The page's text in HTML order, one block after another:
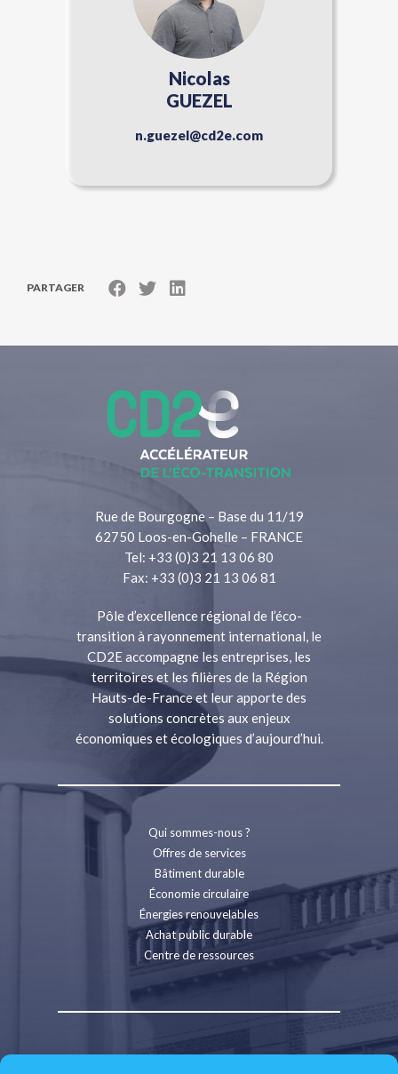
Nicolas
GUEZEL
n.guezel@cd2e.com
PARTAGER
Rue de Bourgogne – Base du 11/19
62750 Loos-en-Gohelle – FRANCE
Tel: +33 (0)3 21 13 06 80
Fax: +33 (0)3 21 13 06 81
Pôle d’excellence régional de l’éco-
transition à rayonnement international, le
CD2E accompagne les entreprises, les
territoires et les filières de la Région
Hauts-de-France et leur apporte des
solutions concrètes aux enjeux
économiques et écologiques d’aujourd’hui.
Qui sommes-nous ?
Offres de services
Bâtiment durable
Économie circulaire
Énergies renouvelables
Achat public durable
Centre de ressources
Contact